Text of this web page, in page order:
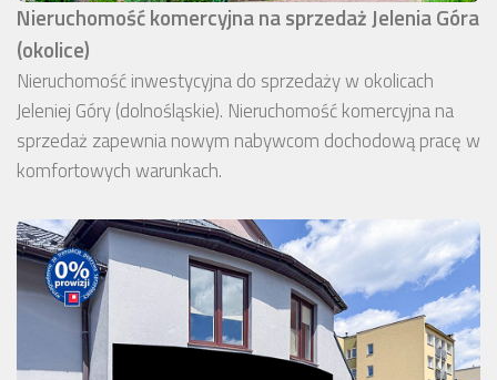
Nieruchomość komercyjna na sprzedaż Jelenia Góra
(okolice)
Nieruchomość inwestycyjna do sprzedaży w okolicach
Jeleniej Góry (dolnośląskie). Nieruchomość komercyjna na
sprzedaż zapewnia nowym nabywcom dochodową pracę w
komfortowych warunkach.